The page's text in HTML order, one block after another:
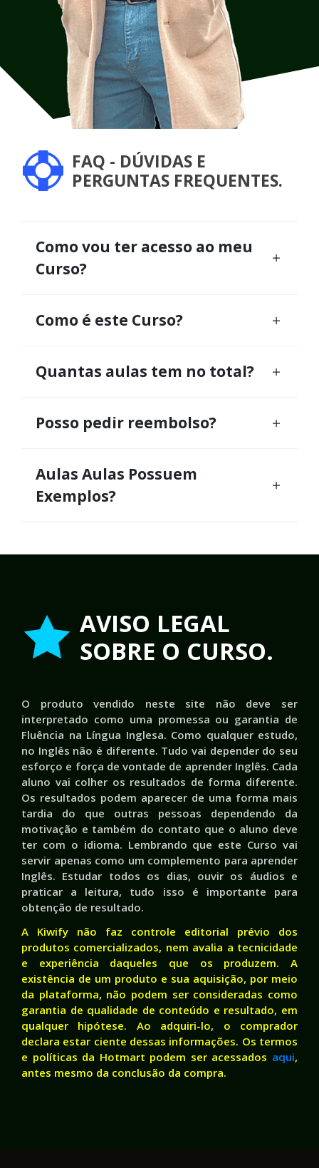
FAQ - DÚVIDAS E
PERGUNTAS FREQUENTES.
Como vou ter acesso ao meu
Curso?
Como é este Curso?
Quantas aulas tem no total?
Posso pedir reembolso?
Aulas Aulas Possuem
Exemplos?
AVISO LEGAL
SOBRE O CURSO.
O produto vendido neste site não deve ser
interpretado como uma promessa ou garantia de
Fluência na Língua Inglesa. Como qualquer estudo,
no Inglês não é diferente. Tudo vai depender do seu
esforço e força de vontade de aprender Inglês. Cada
aluno vai colher os resultados de forma diferente.
Os resultados podem aparecer de uma forma mais
tardia do que outras pessoas dependendo da
motivação e também do contato que o aluno deve
ter com o idioma. Lembrando que este Curso vai
servir apenas como um complemento para aprender
Inglês. Estudar todos os dias, ouvir os áudios e
praticar a leitura, tudo isso é importante para
obtenção de resultado.
A Kiwify não faz controle editorial prévio dos
produtos comercializados, nem avalia a tecnicidade
e experiência daqueles que os produzem. A
existência de um produto e sua aquisição, por meio
da plataforma, não podem ser consideradas como
garantia de qualidade de conteúdo e resultado, em
qualquer hipótese. Ao adquiri-lo, o comprador
declara estar ciente dessas informações. Os termos
e políticas da Hotmart podem ser acessados aqui,
antes mesmo da conclusão da compra.